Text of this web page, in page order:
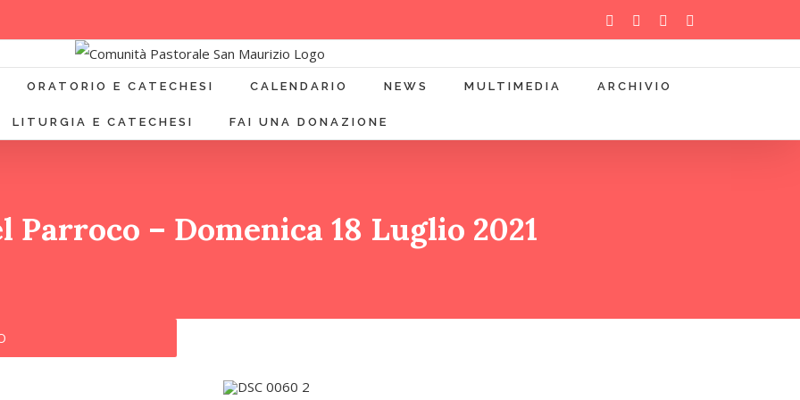
WhatsAppYouTubeInstagram
ORATORIO E CATECHESI CALENDARIO NEWS MULTIMEDIA ARCHIVIO
LITURGIA E CATECHESI FAI UNA DONAZIONE
Parroco – Domenica 18 Luglio 2021